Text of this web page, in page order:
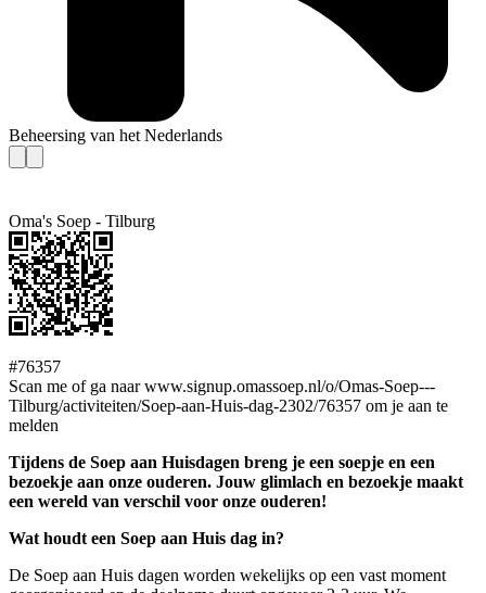
Beheersing van het Nederlands
Oma's Soep - Tilburg
#76357
Scan me of ga naar www.signup.omassoep.nl/o/Omas-Soep---
Tilburg/activiteiten/Soep-aan-Huis-dag-2302/76357 om je aan te
melden
Tijdens de Soep aan Huisdagen breng je een soepje en een
bezoekje aan onze ouderen. Jouw glimlach en bezoekje maakt
een wereld van verschil voor onze ouderen!
Wat houdt een Soep aan Huis dag in?
De Soep aan Huis dagen worden wekelijks op een vast moment